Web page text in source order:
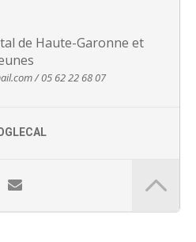
de Haute-Garonne et
/ 05 62 22 68 07